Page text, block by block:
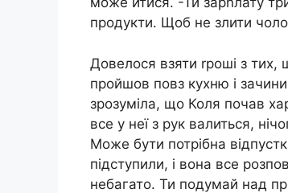
продукти. Щоб не злити
Довелося взяти rроші з
пройшов повз кухню і
зрозуміла, що Коля почав
все у неї з рук валиться,
Може бути потрібна
підступили, і вона все
небагато. Ти подумай над